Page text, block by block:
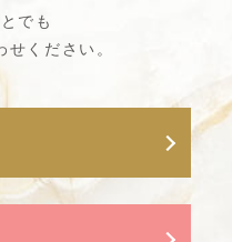
でも
ください。